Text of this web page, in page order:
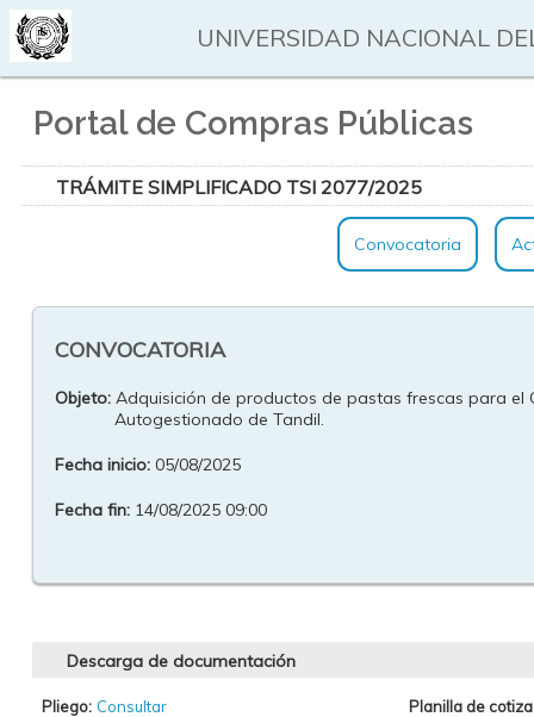
UNIVERSIDAD NACIONAL
Portal de Compras Públicas
TRÁMITE SIMPLIFICADO TSI 2077/2025
Convocatoria
CONVOCATORIA
Objeto: Adquisición de productos de pastas frescas para el
Autogestionado de Tandil.
Fecha inicio: 05/08/2025
Fecha fin: 14/08/2025 09:00
Descarga de documentación
Pliego: Consultar Planilla de